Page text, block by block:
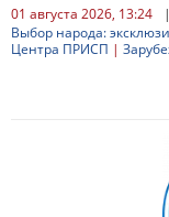
01 августа 2026, 13:24 |
Выбор народа:
Центра ПРИСП |